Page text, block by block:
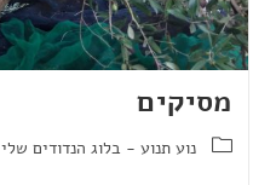
מסיקים
נוע תנוע - בלוג הנדודים שלי